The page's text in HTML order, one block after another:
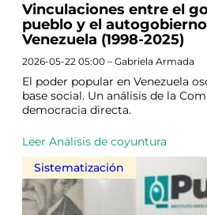
Vinculaciones entre el
pueblo y el
Venezuela (1998-2025)
2026-05-22 05:00 – Gabriela Armada
El poder popular en Venezuela
base social. Un análisis de la
democracia directa.
Leer Análisis de coyuntura
Sistematización